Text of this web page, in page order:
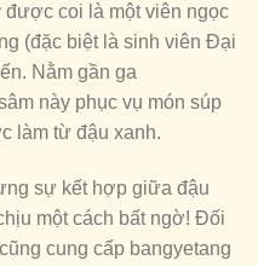
coi là một viên ngọc
(đặc biệt là sinh viên Đại
Nằm gần ga
này phục vụ món súp
làm từ đậu xanh.
sự kết hợp giữa đậu
một cách bất ngờ! Đối
cung cấp bangyetang